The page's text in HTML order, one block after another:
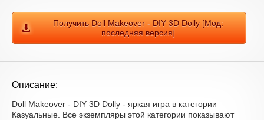
Получить Doll Makeover - DIY 3D Dolly [Мод:
последняя версия]
Описание:
Doll Makeover - DIY 3D Dolly - яркая игра в категории
Казуальные. Все экземпляры этой категории показывают